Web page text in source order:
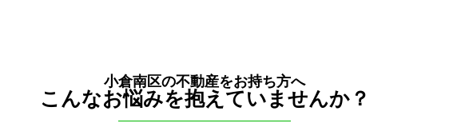
小倉南区の不動産をお持ち方へ
こんなお悩みを抱えていませんか？